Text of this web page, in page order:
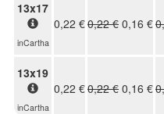
Enel
Hotel
13x17
inCartha
0,22 €0,22 € 0,16 €
13x19
inCartha
0,22 €0,22 € 0,16 €